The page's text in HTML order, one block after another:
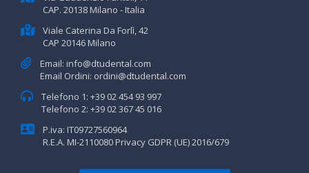
CAP. 20138 Milano - Italia
Viale Caterina Da Forlì, 42
CAP 20146 Milano
Email: info@dtudental.com
Email Ordini: ordini@dtudental.com
Telefono 1: +39 02 454 93 997
Telefono 2: +39 02 367 45 016
P.iva: IT09727560964
R.E.A. MI-2110080Privacy GDPR (UE) 2016/679